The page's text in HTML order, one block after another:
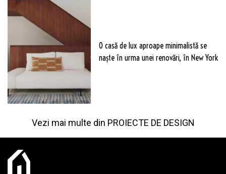
O casă de lux aproape minimalistă se
naște în urma unei renovări, în New York
Vezi mai multe din PROIECTE DE DESIGN